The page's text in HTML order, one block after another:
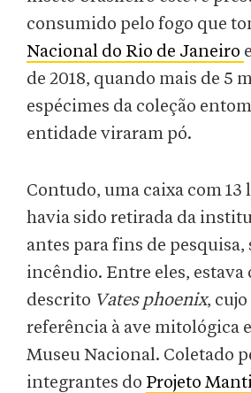
consumido pelo fogo que
Nacional do Rio de Janeiro
de 2018, quando mais de 5
espécimes da coleção
entidade viraram pó.
Contudo, uma caixa com 13
havia sido retirada da
antes para fins de pesquisa,
incêndio. Entre eles, estava
descrito Vates phoenix,
referência à ave mitológica
Museu Nacional. Coletado
integrantes do Projeto